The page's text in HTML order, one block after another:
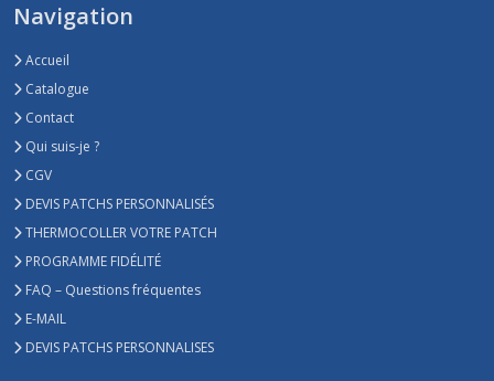
Navigation
Accueil
Catalogue
Contact
Qui suis-je ?
CGV
DEVIS PATCHS PERSONNALISÉS
THERMOCOLLER VOTRE PATCH
PROGRAMME FIDÉLITÉ
FAQ – Questions fréquentes
E-MAIL
DEVIS PATCHS PERSONNALISES